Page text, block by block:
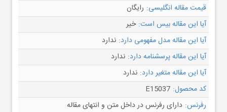
قیمت مقاله انگلیسی: رایگان
آیا این مقاله بیس است: خیر
آیا این مقاله مدل مفهومی دارد: ندارد
آیا این مقاله پرسشنامه دارد: ندارد
آیا این مقاله متغیر دارد: ندارد
کد محصول: E15037
رفرنس: دارای رفرنس در داخل متن و انتهای مقاله